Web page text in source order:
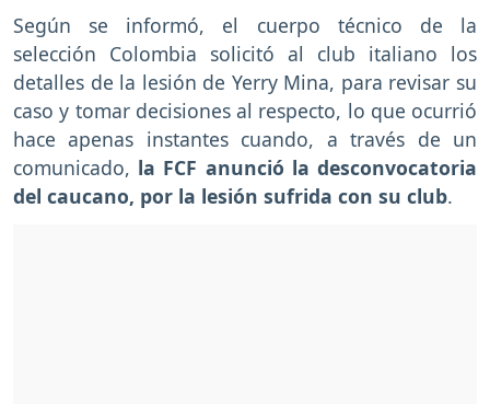
Según se informó, el cuerpo técnico de la
selección Colombia solicitó al club italiano los
detalles de la lesión de Yerry Mina, para revisar su
caso y tomar decisiones al respecto, lo que ocurrió
hace apenas instantes cuando, a través de un
comunicado, la FCF anunció la desconvocatoria
del caucano, por la lesión sufrida con su club.